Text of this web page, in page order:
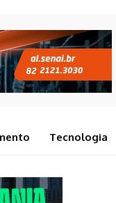
Tecnologia